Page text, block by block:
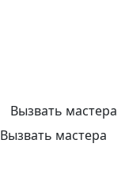
Вызвать мастера
Вызвать мастера